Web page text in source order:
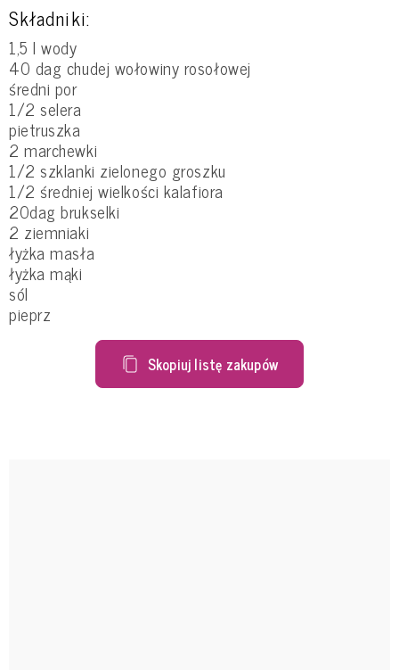
Składniki:
1,5 l wody
40 dag chudej wołowiny rosołowej
średni por
1/2 selera
pietruszka
2 marchewki
1/2 szklanki zielonego groszku
1/2 średniej wielkości kalafiora
20dag brukselki
2 ziemniaki
łyżka masła
łyżka mąki
sól
pieprz
Skopiuj listę zakupów